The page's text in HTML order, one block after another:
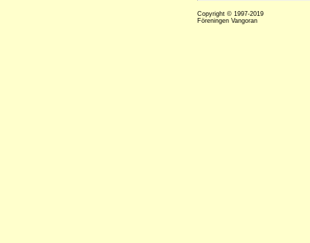
Copyright © 1997-2019
Föreningen Vangoran